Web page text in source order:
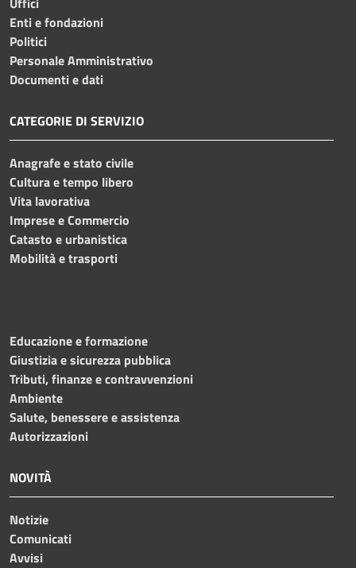
Enti e fondazioni
Politici
Personale Amministrativo
Documenti e dati
CATEGORIE DI SERVIZIO
Anagrafe e stato civile
Cultura e tempo libero
Vita lavorativa
Imprese e Commercio
Catasto e urbanistica
Mobilità e trasporti
Educazione e formazione
Giustizia e sicurezza pubblica
Tributi, finanze e contravvenzioni
Ambiente
Salute, benessere e assistenza
Autorizzazioni
NOVITÀ
Notizie
Comunicati
Avvisi